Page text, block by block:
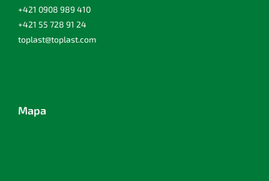
+421 0908 989 410
+421 55 728 91 24
toplast@toplast.com
Mapa